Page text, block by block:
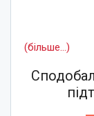
(більше…)